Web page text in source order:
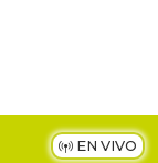
EN VIVO